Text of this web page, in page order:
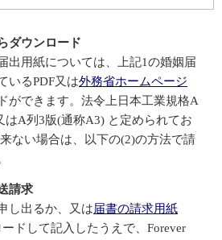
ダウンロード
出用紙については、上記1の婚姻届
いるPDF又は外務省ホームページ
ができます。法令上日本工業規格A
はA列3版(通称A3) と定められてお
ない場合は、以下の(2)の方法で請
請求
し出るか、又は届書の請求用紙
ドして記入したうえで、Forever